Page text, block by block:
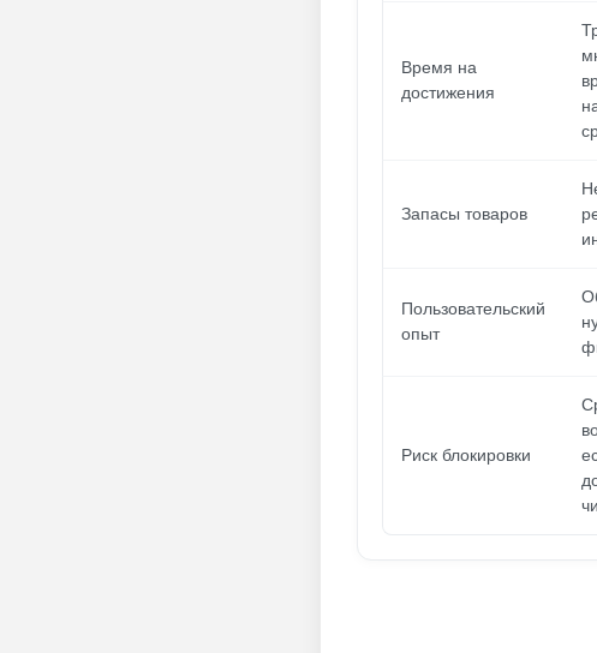
Время на
достижения
Запасы товаров
Пользовательский
опыт
Риск блокировки